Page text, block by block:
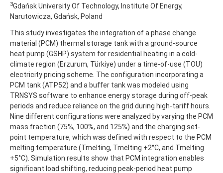
3Gdańsk University Of Technology, Institute Of Energy,
Narutowicza, Gdańsk, Poland
This study investigates the integration of a phase change
material (PCM) thermal storage tank with a ground-source
heat pump (GSHP) system for residential heating in a cold-
climate region (Erzurum, Türkiye) under a time-of-use (TOU)
electricity pricing scheme. The configuration incorporating a
PCM tank (ATP52) and a buffer tank was modeled using
TRNSYS software to enhance energy storage during off-peak
periods and reduce reliance on the grid during high-tariff hours.
Nine different configurations were analyzed by varying the PCM
mass fraction (75%, 100%, and 125%) and the charging set-
point temperature, which was defined with respect to the PCM
melting temperature (Tmelting, Tmelting +2°C, and Tmelting
+5°C). Simulation results show that PCM integration enables
significant load shifting, reducing peak-period heat pump